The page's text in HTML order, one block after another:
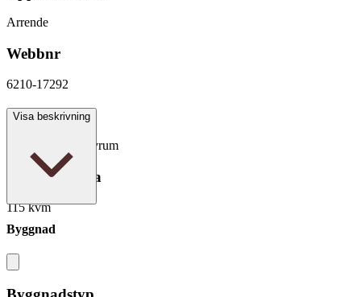
Arrende
Webbnr
6210-17292
Antal rum
5 rum varav 4 sovrum
Boarea/Biarea
115 kvm
Visa beskrivning
Byggnad